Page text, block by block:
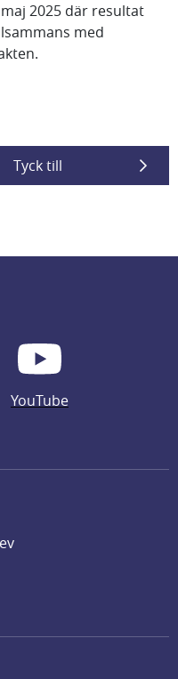
2025 där resultat
med
Tyck till
YouTube